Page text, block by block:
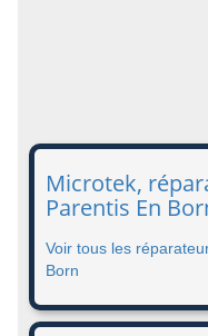
Microtek,
Parentis En
Voir tous les
Born